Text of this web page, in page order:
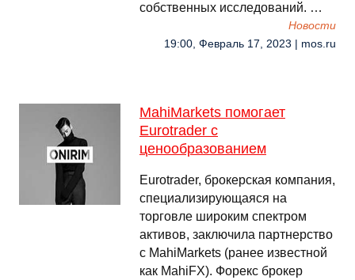
собственных исследований. …
Новости
19:00, Февраль 17, 2023 | mos.ru
MahiMarkets помогает
Eurotrader с
ценообразованием
Eurotrader, брокерская компания,
специализирующаяся на
торговле широким спектром
активов, заключила партнерство
с MahiMarkets (ранее известной
как MahiFX). Форекс брокер